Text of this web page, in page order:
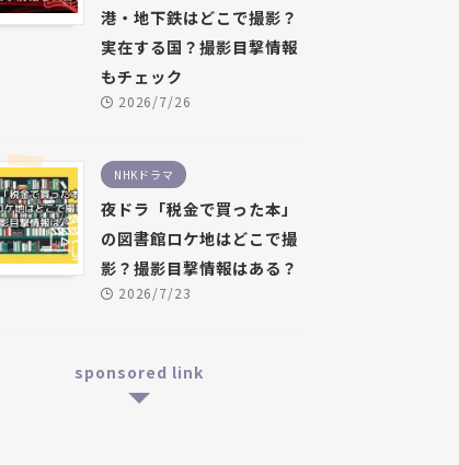
港・地下鉄はどこで撮影？
実在する国？撮影目撃情報
もチェック
2026/7/26
NHKドラマ
夜ドラ「税金で買った本」
の図書館ロケ地はどこで撮
影？撮影目撃情報はある？
2026/7/23
sponsored link